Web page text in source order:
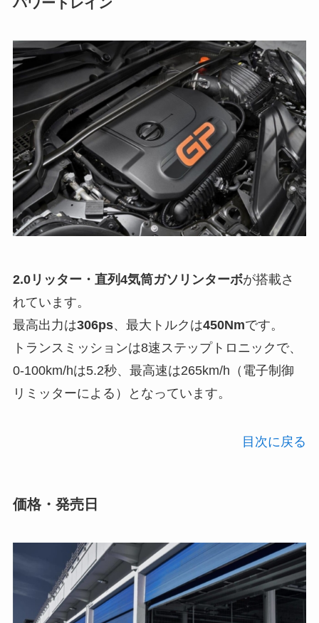
2.0リッター・直列4気筒ガソリンターボが搭載さ
れています。
最高出力は306ps、最大トルクは450Nmです。
トランスミッションは8速ステップトロニックで、
0-100km/hは5.2秒、最高速は265km/h（電子制御
リミッターによる）となっています。
目次に戻る
価格・発売日